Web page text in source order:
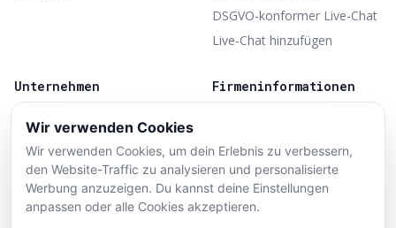
DSGVO-konformer Live-Chat
Live-Chat hinzufügen
Unternehmen
Nutzungsbedingungen
Datenschutz
Konto löschen
Firmeninformationen
Opbroekweg 31
7461PH Rijssen
KVK 97888516
Wir verwenden Cookies
Wir verwenden Cookies, um dein Erlebnis zu verbessern,
den Website-Traffic zu analysieren und personalisierte
Werbung anzuzeigen. Du kannst deine Einstellungen
anpassen oder alle Cookies akzeptieren.